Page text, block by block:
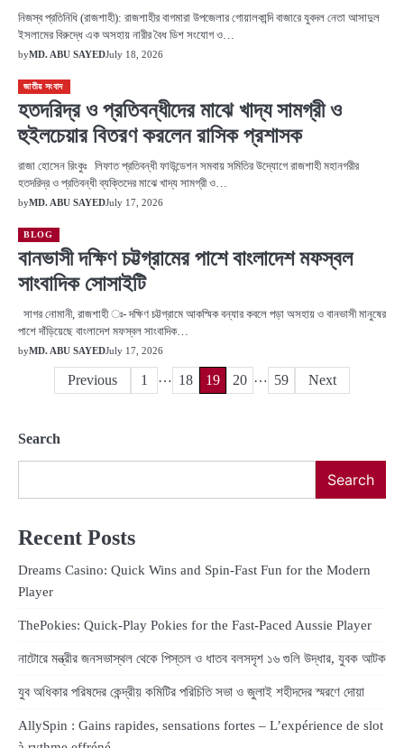
​নিজস্ব প্রতিনিধি (রাজশাহী): রাজশাহীর বাগমারা উপজেলার গোয়ালকান্দি বাজারে যুবদল নেতা আসাদুল
ইসলামের বিরুদ্ধে এক অসহায় নারীর বৈধ ডিশ সংযোগ ও…
byMD. ABU SAYEDJuly 18, 2026
জাতীয় সংবাদ
হতদরিদ্র ও প্রতিবন্ধীদের মাঝে খাদ্য সামগ্রী ও
হুইলচেয়ার বিতরণ করলেন রাসিক প্রশাসক
রাজা হোসেন রিংকুঃ লিফাত প্রতিবন্ধী ফাউন্ডেশন সমবায় সমিতির উদ্যোগে রাজশাহী মহানগরীর
হতদরিদ্র ও প্রতিবন্ধী ব্যক্তিদের মাঝে খাদ্য সামগ্রী ও…
byMD. ABU SAYEDJuly 17, 2026
BLOG
বানভাসী দক্ষিণ চট্টগ্রামের পাশে বাংলাদেশ মফস্বল
সাংবাদিক সোসাইটি
সাগর নোমানী, রাজশাহী ঃ- ​দক্ষিণ চট্টগ্রামে আকস্মিক বন্যার কবলে পড়া অসহায় ও বানভাসী মানুষের
পাশে দাঁড়িয়েছে বাংলাদেশ মফস্বল সাংবাদিক…
byMD. ABU SAYEDJuly 17, 2026
Previous 1 … 18 19 20 … 59 Next
Search
Search
Recent Posts
Dreams Casino: Quick Wins and Spin‑Fast Fun for the Modern
Player
ThePokies: Quick‑Play Pokies for the Fast‑Paced Aussie Player
নাটোরে মন্ত্রীর জনসভাস্থল থেকে পিস্তল ও ধাতব বলসদৃশ ১৬ গুলি উদ্ধার, যুবক আটক
যুব অধিকার পরিষদের কেন্দ্রীয় কমিটির পরিচিতি সভা ও জুলাই শহীদদের স্মরণে দোয়া
AllySpin : Gains rapides, sensations fortes – L’expérience de slot